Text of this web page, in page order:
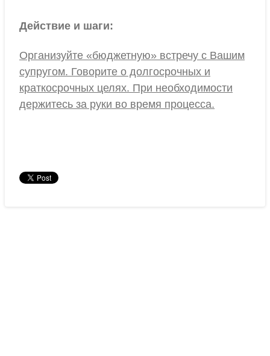
Действие и шаги:
Организуйте «бюджетную» встречу с Вашим
супругом. Говорите о долгосрочных и
краткосрочных целях. При необходимости
держитесь за руки во время процесса.